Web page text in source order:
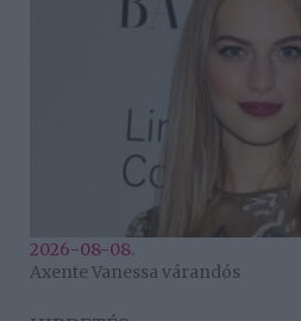
2026-08-08.
Axente Vanessa várandós